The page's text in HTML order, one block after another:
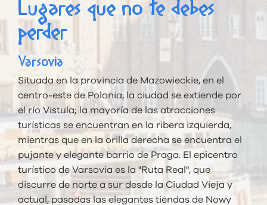
Lugares que no te debes
perder
Varsovia
Situada en la provincia de Mazowieckie, en el
centro-este de Polonia, la ciudad se extiende por
el río Vistula; la mayoría de las atracciones
turísticas se encuentran en la ribera izquierda,
mientras que en la orilla derecha se encuentra el
pujante y elegante barrio de Praga. El epicentro
turístico de Varsovia es la "Ruta Real", que
discurre de norte a sur desde la Ciudad Vieja y
actual, pasadas las elegantes tiendas de Nowy